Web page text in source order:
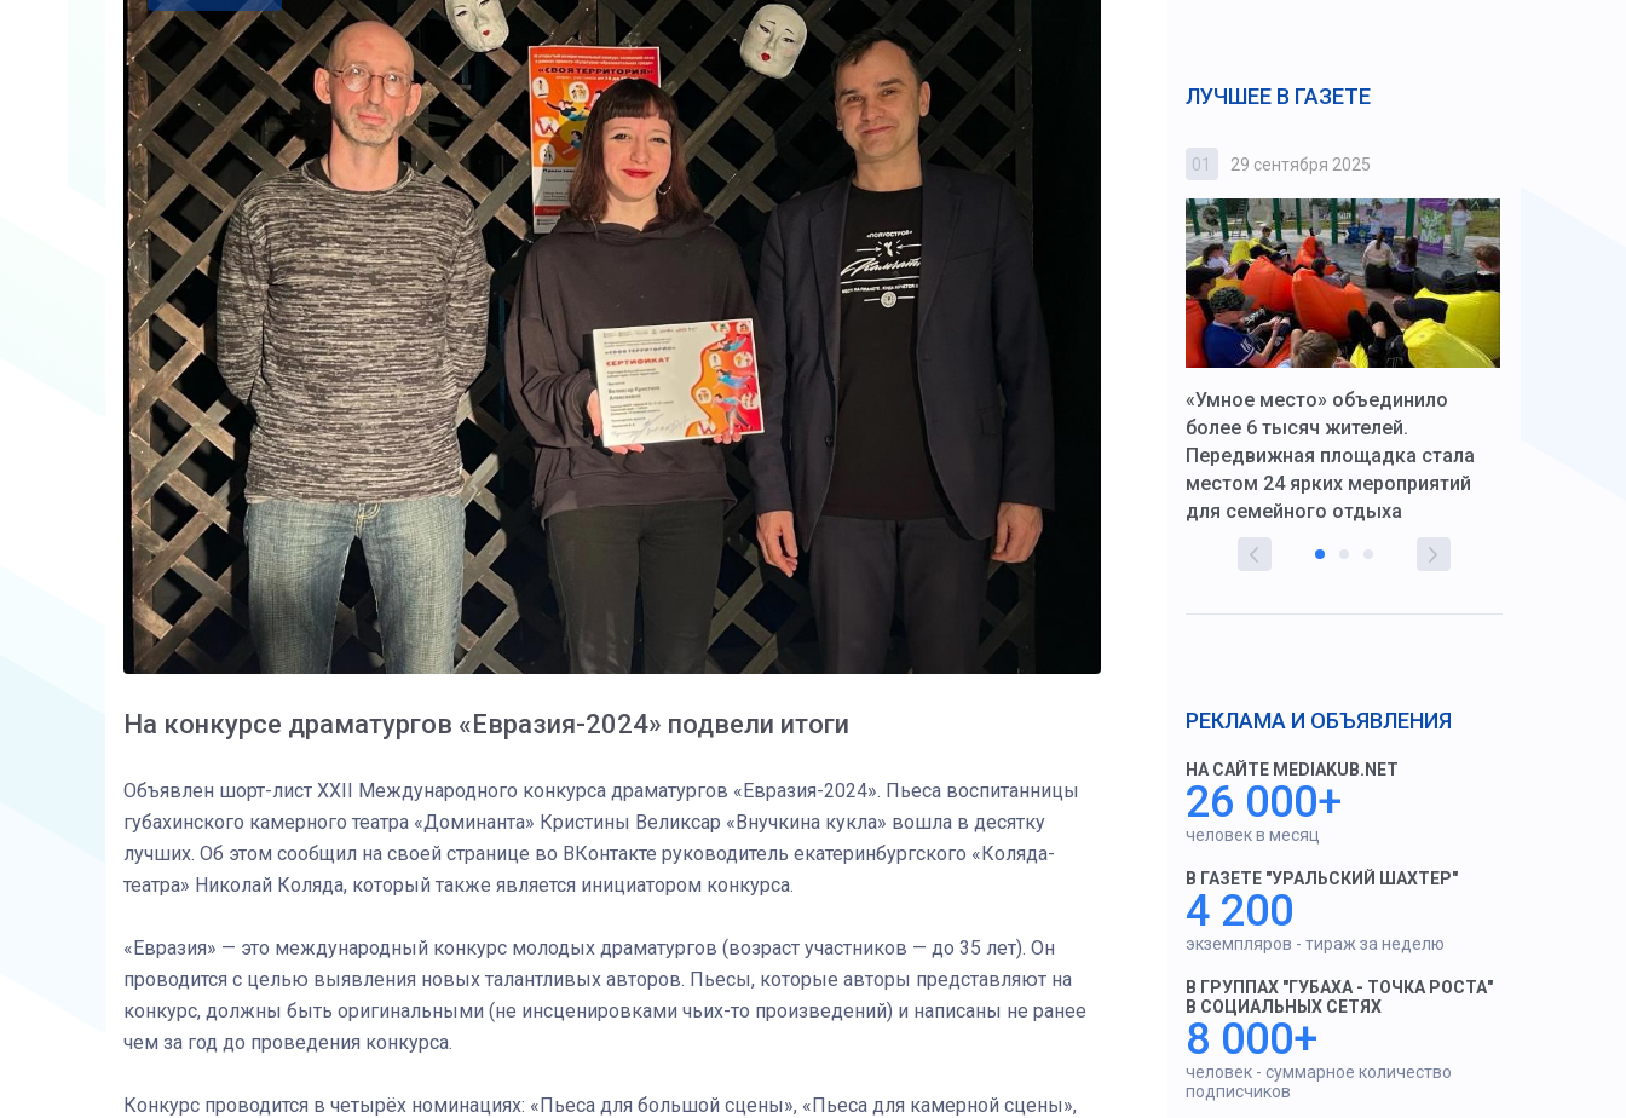
На конкурсе драматургов «Евразия-2024» подвели итоги
Объявлен шорт-лист XXII Международного конкурса драматургов «Евразия-2024». Пьеса воспитанницы
губахинского камерного театра «Доминанта» Кристины Великсар «Внучкина кукла» вошла в десятку
лучших. Об этом сообщил на своей странице во ВКонтакте руководитель екатеринбургского «Коляда-
театра» Николай Коляда, который также является инициатором конкурса.
«Евразия» — это международный конкурс молодых драматургов (возраст участников — до 35 лет). Он
проводится с целью выявления новых талантливых авторов. Пьесы, которые авторы представляют на
конкурс, должны быть оригинальными (не инсценировками чьих-то произведений) и написаны не ранее
чем за год до проведения конкурса.
Конкурс проводится в четырёх номинациях: «Пьеса для большой сцены», «Пьеса для камерной сцены»,
ЛУЧШЕЕ В ГАЗЕТЕ
03 4 октября 2025
Штурмовик огня. Казак Алексей
Коробов после возвращения со
спецоперации сделал
реальностью свою детскую
01 29 сентября 2025
«Умное место» объединило
более 6 тысяч жителей.
Передвижная площадка стала
местом 24 ярких мероприятий
для семейного отдыха
РЕКЛАМА И ОБЪЯВЛЕНИЯ
НА САЙТЕ MEDIAKUB.NET
26 000+
человек в месяц
В ГАЗЕТЕ "УРАЛЬСКИЙ ШАХТЕР"
4 200
экземпляров - тираж за неделю
В ГРУППАХ "ГУБАХА - ТОЧКА РОСТА"
В СОЦИАЛЬНЫХ СЕТЯХ
8 000+
человек - суммарное количество
подписчиков